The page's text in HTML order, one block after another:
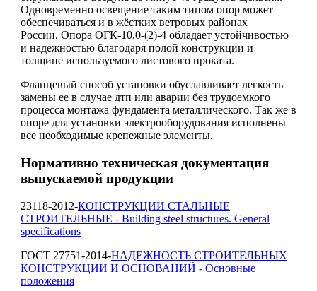
Одновременно освещение таким типом опор может
обеспечиваться и в жёстких ветровых районах
России. Опора ОГК-10,0-(2)-4 обладает устойчивостью
и надежностью благодаря полой конструкции и
толщине используемого листового проката.
Фланцевый способ установки обуславливает легкость
замены ее в случае дтп или аварии без трудоемкого
процесса монтажа фундамента металлического. Так же в
опоре для установки электрооборудования исполнены
все необходимые крепежные элементы.
Нормативно техническая документация
выпускаемой продукции
23118-2012-КОНСТРУКЦИИ СТАЛЬНЫЕ
СТРОИТЕЛЬНЫЕ - Building steel structures. General
specifications
ГОСТ 27751-2014-НАДЕЖНОСТЬ СТРОИТЕЛЬНЫХ
КОНСТРУКЦИИ И ОСНОВАНИЙ - Основные
положения